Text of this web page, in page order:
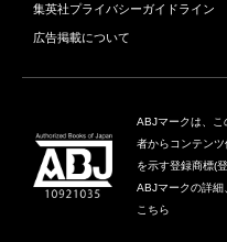
集英社プライバシーガイドライン
広告掲載について
ABJマークは、こ
者からコンテン
を示す登録商標(
ABJマークの詳細
こちら